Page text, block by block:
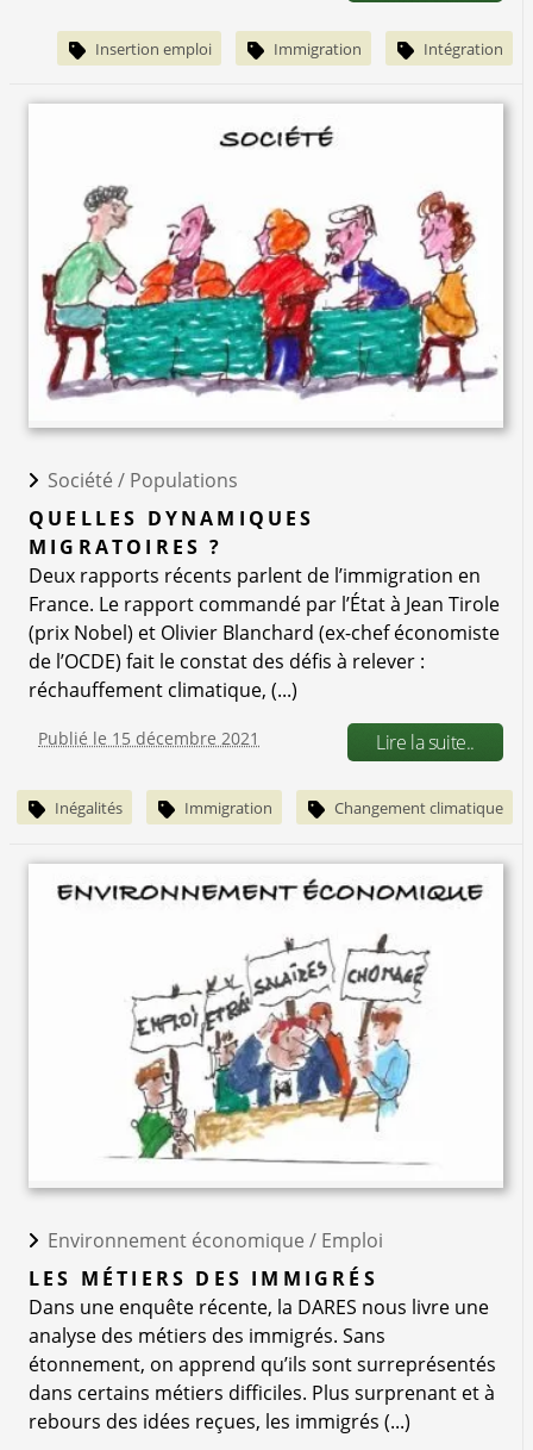
Insertion emploi Immigration Intégration
Société / Populations
QUELLES DYNAMIQUES
MIGRATOIRES ?
Deux rapports récents parlent de l’immigration en
France. Le rapport commandé par l’État à Jean Tirole
(prix Nobel) et Olivier Blanchard (ex-chef économiste
de l’OCDE) fait le constat des défis à relever :
réchauffement climatique, (...)
Publié le 15 décembre 2021 Lire la suite..
Inégalités Immigration Changement climatique
Environnement économique / Emploi
LES MÉTIERS DES IMMIGRÉS
Dans une enquête récente, la DARES nous livre une
analyse des métiers des immigrés. Sans
étonnement, on apprend qu’ils sont surreprésentés
dans certains métiers difficiles. Plus surprenant et à
rebours des idées reçues, les immigrés (...)